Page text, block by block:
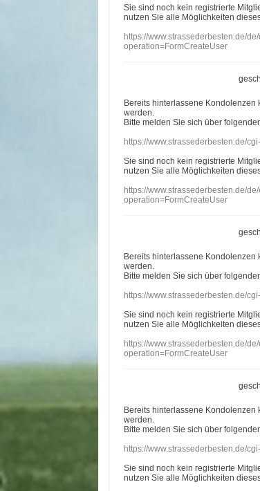
Sie sind noch kein registrierte
nutzen Sie alle Möglichkeiten
https://www.strassederbesten.de/
operation=FormCreateUser
Bereits hinterlassene
werden.
Bitte melden Sie sich über
https://www.strassederbesten.de/
Sie sind noch kein registrierte
nutzen Sie alle Möglichkeiten
https://www.strassederbesten.de/
operation=FormCreateUser
Bereits hinterlassene
werden.
Bitte melden Sie sich über
https://www.strassederbesten.de/
Sie sind noch kein registrierte
nutzen Sie alle Möglichkeiten
https://www.strassederbesten.de/
operation=FormCreateUser
Bereits hinterlassene
werden.
Bitte melden Sie sich über
https://www.strassederbesten.de/
Sie sind noch kein registrierte
nutzen Sie alle Möglichkeiten